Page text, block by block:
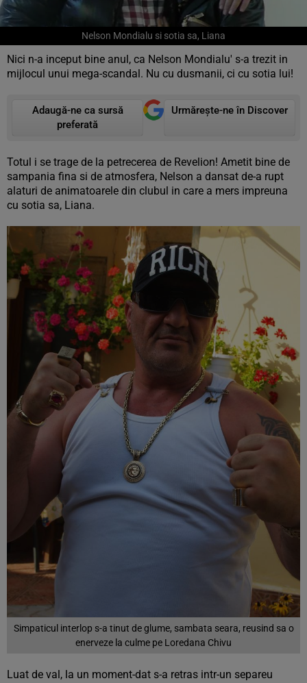
Nelson Mondialu si sotia sa, Liana
Nici n-a inceput bine anul, ca Nelson Mondialu' s-a trezit in
mijlocul unui mega-scandal. Nu cu dusmanii, ci cu sotia lui!
Adaugă-ne ca sursă
preferată
Urmărește-ne în Discover
Totul i se trage de la petrecerea de Revelion! Ametit bine de
sampania fina si de atmosfera, Nelson a dansat de-a rupt
alaturi de animatoarele din clubul in care a mers impreuna
cu sotia sa, Liana.
Simpaticul interlop s-a tinut de glume, sambata seara, reusind sa o
enerveze la culme pe Loredana Chivu
Luat de val, la un moment-dat s-a retras intr-un separeu